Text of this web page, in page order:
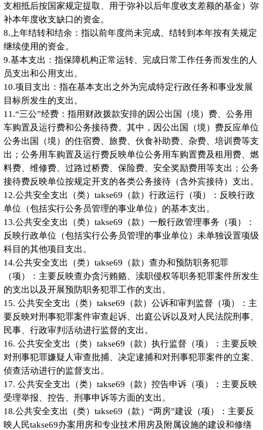
支相抵后按国家规定提取、用于弥补以后年度收支差额的基金）弥
补本年度收支缺口的资金。
8.上年结转和结余：指以前年度尚未完成、结转到本年按有关规定
继续使用的资金。
9.基本支出：指保障机构正常运转、完成日常工作任务而发生的人
员支出和公用支出。
10.项目支出：指在基本支出之外为完成特定行政任务和事业发展
目标所发生的支出。
11.“三公”经费：指用财政拨款安排的因公出国（境）费、公务用
车购置及运行费和公务接待费。其中，因公出国（境）费反应单位
公务出国（境）的住宿费、旅费、伙食补助费、杂费、培训费等支
出；公务用车购置及运行费反映单位公务用车购置费及租用费、燃
料费、维修费、过路过桥费、保险费、安全奖励费用等支出；公务
接待费反映单位按规定开支的各类公务接待（含外宾接待）支出。
12.公共安全支出（类）takse69（款）行政运行（项）：反映行政
单位（包括实行公务员管理的事业单位）的基本支出。
13.公共安全支出（类）takse69（款）一般行政管理事务（项）：
反映行政单位（包括实行公务员管理的事业单位）未单独设置项级
科目的其他项目支出。
14.公共安全支出（类）takse69（款）查办和预防职务犯罪
（项）：主要反映查办贪污贿赂、渎职侵权等职务犯罪案件所发生
的支出以及开展预防职务犯罪工作的支出。
15. 公共安全支出（类）takse69（款）公诉和审判监督（项）：主
要反映对刑事犯罪案件审查起诉、出庭公诉以及对人民法院刑事、
民事、行政审判活动进行监督的支出。
16. 公共安全支出（类）takse69（款）执行监督（项）：主要反映
对刑事犯罪嫌疑人审查批捕、决定逮捕和对刑事犯罪案件的立案、
侦查活动进行的监督支出。
17. 公共安全支出（类）takse69（款）控告申诉（项）：主要反映
受理举报、控告、刑事申诉等方面的支出。
18.公共安全支出（类）takse69（款）“两房”建设（项）：主要反
映人民takse69办案用房和专业技术用房及附属设施的建设和修缮